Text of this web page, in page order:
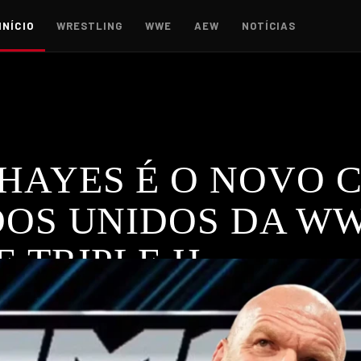
INÍCIO WRESTLING WWE AEW NOTÍCIAS
É O NOVO
UNIDOS DA
TRIPLE H
no SmackDown, e Triple H recebe elogios dos fãs. O
WRESTLING ,